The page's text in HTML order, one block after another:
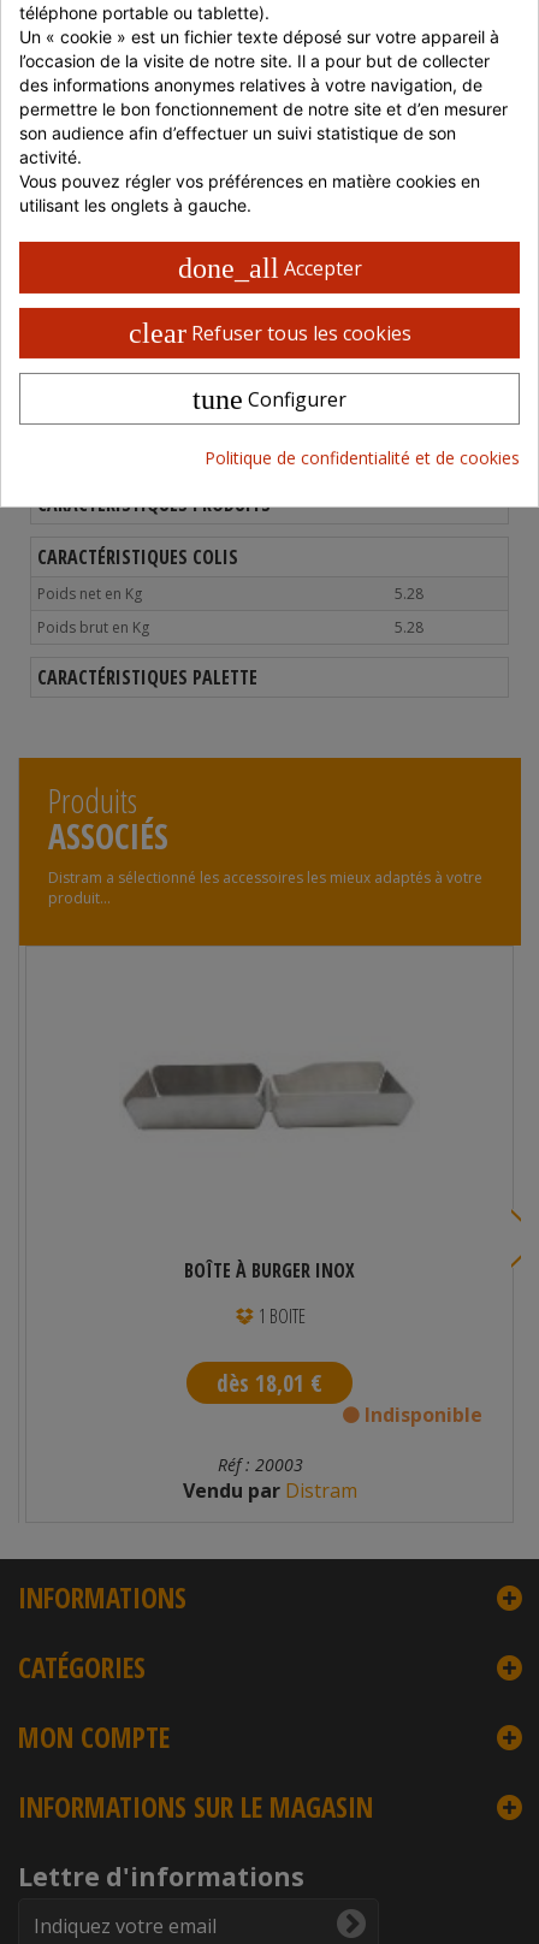
Prix dégressifs selon le montant de la commande
Montant Réduction
P. unitaire
Jusqu'à 699 € HT
-
110,00 € HT
700 à 999 € HT
1000 à 1499 € HT
-10%
99,00 € HT
ou retrait en magasin
-15% 93,50 € HT
Livraison 48 / 72 H en France
Retrait possible en magasin
Paiement 100% sécurisé
CARACTÉRISTIQUES PRODUITS
CARACTÉRISTIQUES COLIS
Poids net en Kg
5.28
Poids brut en Kg
5.28
CARACTÉRISTIQUES PALETTE
Produits
ASSOCIÉS
Distram a sélectionné les accessoires les mieux adaptés à votre
produit...
BOÎTE À BURGER INOX
1 BOITE
dès 18,01 €
Indisponible
Réf : 20003
Vendu parDistram
INFORMATIONS
CATÉGORIES
MON COMPTE
INFORMATIONS SUR LE MAGASIN
Lettre d'informations
téléphone portable ou tablette).
Un « cookie » est un fichier texte déposé sur votre appareil à
l’occasion de la visite de notre site. Il a pour but de collecter
des informations anonymes relatives à votre navigation, de
permettre le bon fonctionnement de notre site et d’en mesurer
son audience afin d’effectuer un suivi statistique de son
activité.
Vous pouvez régler vos préférences en matière cookies en
utilisant les onglets à gauche.
done_all Accepter
clear Refuser tous les cookies
tune Configurer
Politique de confidentialité et de cookies